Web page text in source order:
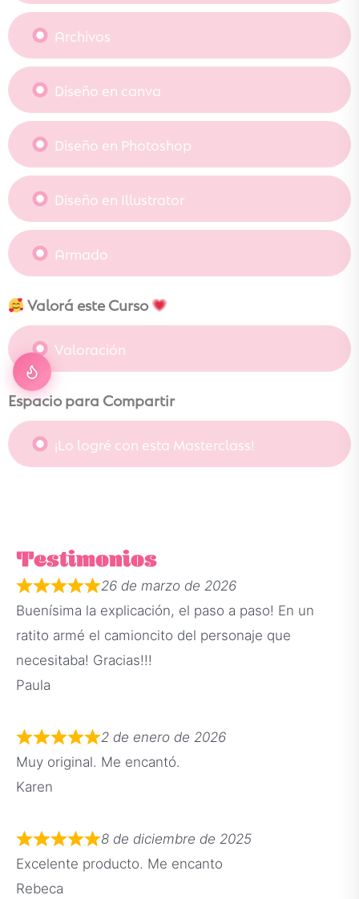
Archivos
Diseño en canva
Diseño en Photoshop
Diseño en Illustrator
Armado
Valorá este Curso
Valoración
Espacio para Compartir
¡Lo logré con esta Masterclass!
Testimonios
26 de marzo de 2026
Buenísima la explicación, el paso a paso! En un
ratito armé el camioncito del personaje que
necesitaba! Gracias!!!
Paula
2 de enero de 2026
Muy original. Me encantó.
Karen
8 de diciembre de 2025
Excelente producto. Me encanto
Rebeca